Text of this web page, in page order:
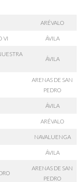
ARÉVALO
VI ÁVILA
ÁVILA
ARENAS DE SAN
PEDRO
ÁVILA
ARÉVALO
NAVALUENGA
ÁVILA
ARENAS DE SAN
PEDRO